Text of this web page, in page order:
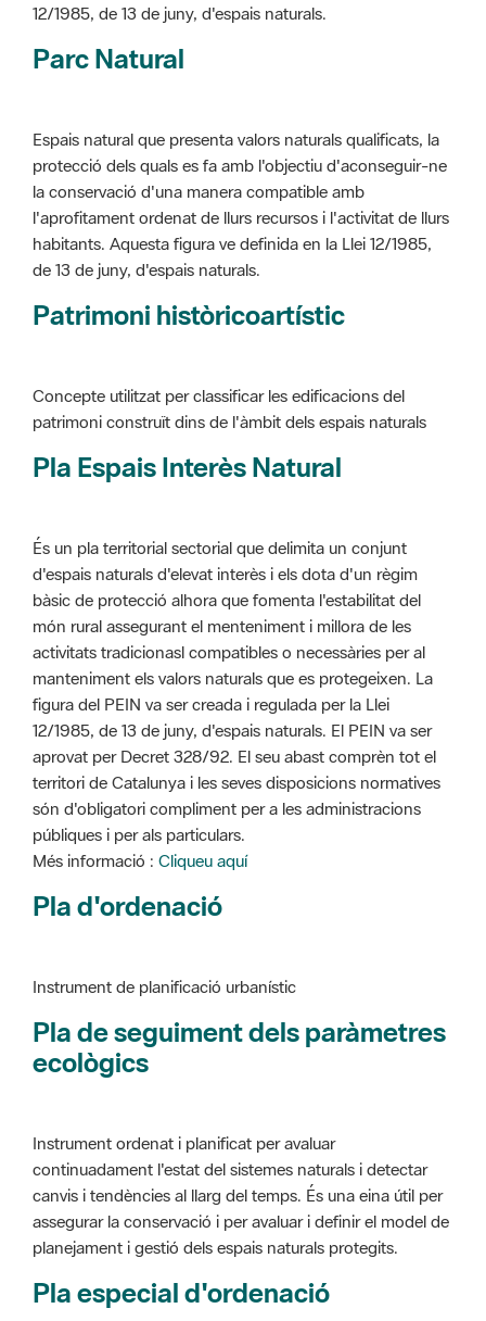
Espais natural que presenta valors naturals qualificats, la
l'aprofitament ordenat de llurs recursos i l'activitat de llurs
habitants. Aquesta figura ve definida en la Llei 12/1985,
de 13 de juny, d'espais naturals.
Patrimoni històricoartístic
Concepte utilitzat per classificar les edificacions del
Pla Espais Interès Natural
És un pla territorial sectorial que delimita un conjunt
món rural assegurant el menteniment i millora de les
activitats tradicionasl compatibles o necessàries per al
manteniment els valors naturals que es protegeixen. La
figura del PEIN va ser creada i regulada per la Llei
12/1985, de 13 de juny, d'espais naturals. El PEIN va ser
aprovat per Decret 328/92. El seu abast comprèn tot el
territori de Catalunya i les seves disposicions normatives
són d'obligatori compliment per a les administracions
públiques i per als particulars.
Més informació :Cliqueu aquí
Pla d'ordenació
Instrument de planificació urbanístic
ecològics
Instrument ordenat i planificat per avaluar
assegurar la conservació i per avaluar i definir el model de
planejament i gestió dels espais naturals protegits.
Pla especial d'ordenació
Instrument de planificació urbanístic